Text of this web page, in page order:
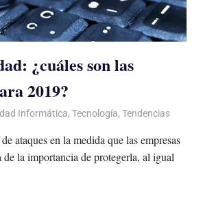
¿cuáles son las
2019?
un Poco
Informática, Tecnología, Tendencias
ataques en la medida que las empresas
la importancia de protegerla, al igual